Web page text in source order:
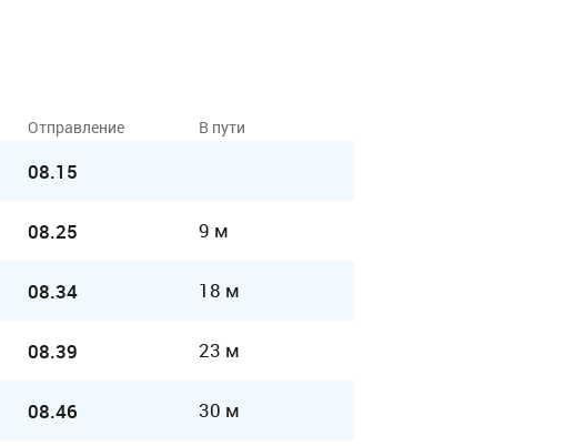
Отправление В пути
08.15
08.25 9 м
08.34 18 м
08.39 23 м
08.46 30 м